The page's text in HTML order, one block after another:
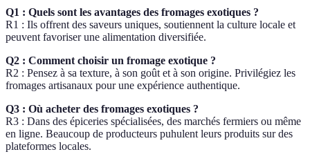
Q1 : Quels sont les avantages des fromages exotiques ?
R1 : Ils offrent des saveurs uniques, soutiennent la culture locale et
peuvent favoriser une alimentation diversifiée.
Q2 : Comment choisir un fromage exotique ?
R2 : Pensez à sa texture, à son goût et à son origine. Privilégiez les
fromages artisanaux pour une expérience authentique.
Q3 : Où acheter des fromages exotiques ?
R3 : Dans des épiceries spécialisées, des marchés fermiers ou même
en ligne. Beaucoup de producteurs puhulent leurs produits sur des
plateformes locales.